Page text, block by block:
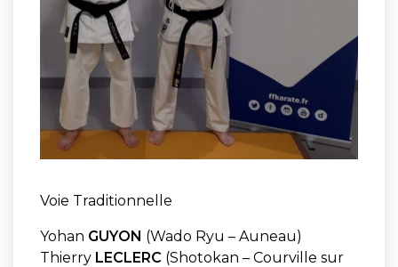
Voie Traditionnelle
Yohan GUYON (Wado Ryu – Auneau)
Thierry LECLERC (Shotokan – Courville sur